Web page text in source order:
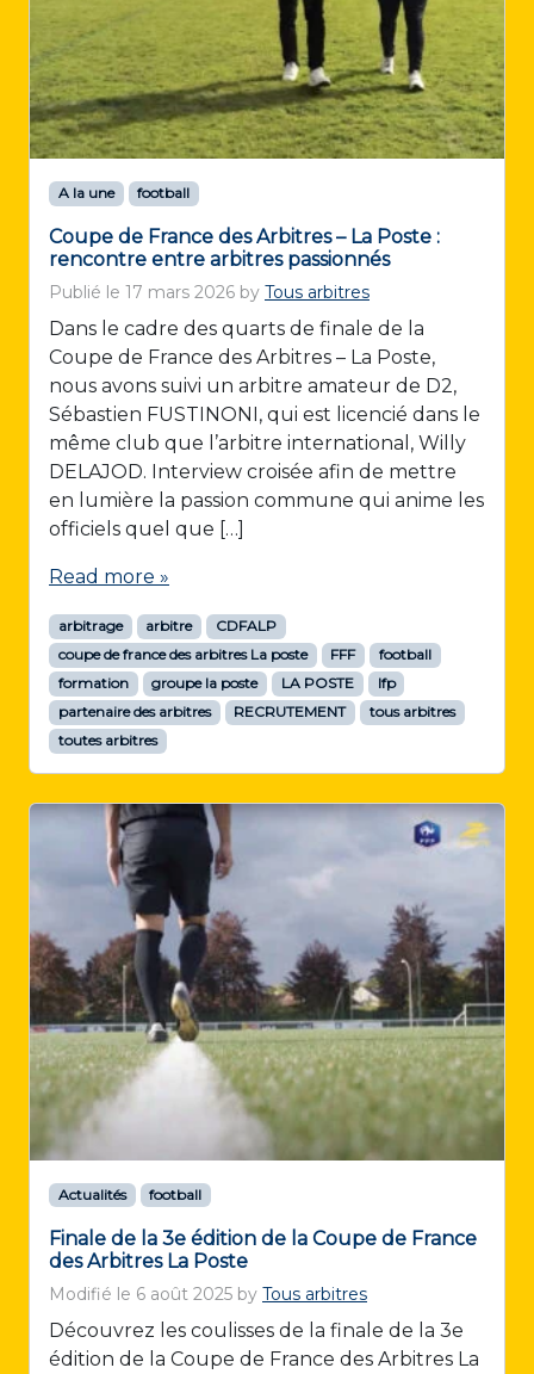
A la une football
Coupe de France des Arbitres – La Poste :
rencontre entre arbitres passionnés
Publié le 17 mars 2026 by Tous arbitres
Dans le cadre des quarts de finale de la
Coupe de France des Arbitres – La Poste,
nous avons suivi un arbitre amateur de D2,
Sébastien FUSTINONI, qui est licencié dans le
même club que l’arbitre international, Willy
DELAJOD. Interview croisée afin de mettre
en lumière la passion commune qui anime les
officiels quel que […]
Read more »
arbitrage arbitre
CDFALP
coupe de france des arbitres La poste
FFF
football
formation
groupe la poste LA POSTE
lfp
partenaire des arbitres
RECRUTEMENT
tous arbitres
toutes arbitres
Actualités football
Finale de la 3e édition de la Coupe de France
des Arbitres La Poste
Modifié le 6 août 2025 by Tous arbitres
Découvrez les coulisses de la finale de la 3e
édition de la Coupe de France des Arbitres La